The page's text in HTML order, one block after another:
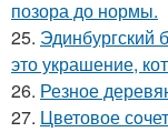
позора до нормы.
25. Эдинбургский
это украшение,
26. Резное
27. Цветовое